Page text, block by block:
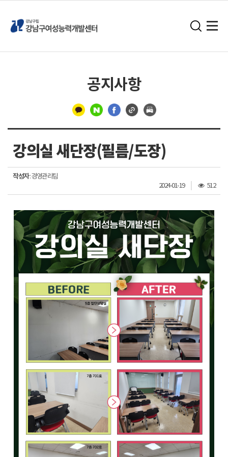
공지사항
분
선
강의실 새단장(필름/도장)
작성자: 경영관리팀
2024-01-19
조
회
512